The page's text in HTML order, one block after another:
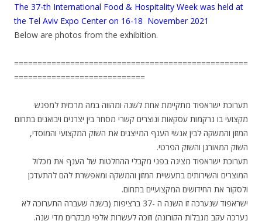
The 37-th International Food & Hospitality Week was held at
the Tel Aviv Expo Center on 16-18 November 2021
Below are photos from the exhibition.
==================================================
============================
תערוכת ישראפוד מתקיימת אחת לשנה ומהווה במה מרכזית למפגש
מקצועי בו נרקמות עסקאות ונוצרים קשרי מסחר בין יצרנים ויבואנים בתחום
המזון והמשקה לבין אנשי הענף המייצגים את השוק המקצועי והמוסדי,
השוק המאורגן והשוק הפרטי.
תערוכת ישראפוד מציגה בפני מקבלי ההחלטות של הענף את מכלול
המוצרים והשירותים בתעשיית המזון והמשקה ומאפשרת להם להתעדכן
ולסקור את החידושים המקצועיים בתחום.
ישראפוד שנערכה זו השנה ה -37 ברציפות (בשנה שעברה התערוכה לא
נערכה עקב מגבלות הקורונה) וזוכה לעשרות אלפי מבקרים מדי שנה.